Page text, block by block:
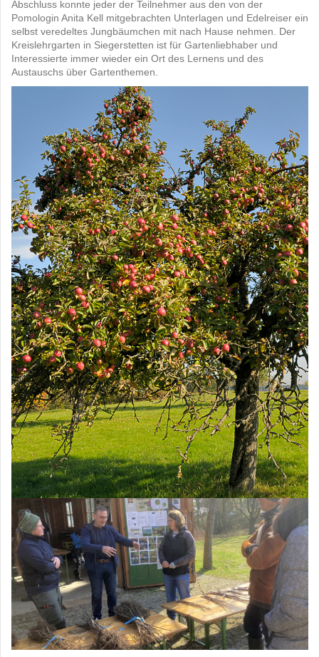
Abschluss konnte jeder der Teilnehmer aus den von der
Pomologin Anita Kell mitgebrachten Unterlagen und Edelreiser ein
selbst veredeltes Jungbäumchen mit nach Hause nehmen. Der
Kreislehrgarten in Siegerstetten ist für Gartenliebhaber und
Interessierte immer wieder ein Ort des Lernens und des
Austauschs über Gartenthemen.